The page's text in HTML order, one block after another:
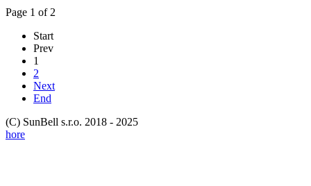
Page 1 of 2
Start
Prev
1
2
Next
End
(C) SunBell s.r.o. 2018 - 2025
hore